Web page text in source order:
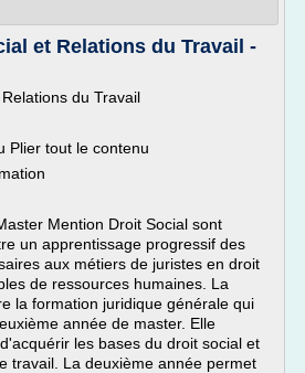
et Relations du Travail -
du Travail
Plier tout le contenu
Mention Droit Social sont
un apprentissage progressif des
aux métiers de juristes en droit
de ressources humaines. La
la formation juridique générale qui
année de master. Elle
les bases du droit social et
travail. La deuxième année permet